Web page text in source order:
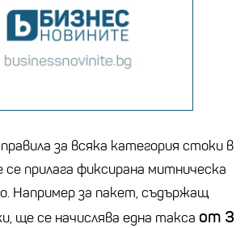
за всяка категория стоки в
прилага фиксирана митническа
Например за пакет, съдържащ
ще се начислява една такса от 3